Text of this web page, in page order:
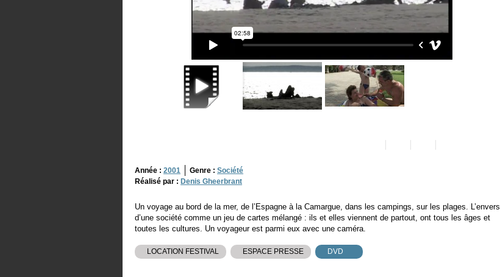
Année : 2001 Genre : Société
Réalisé par : Denis Gheerbrant
Un voyage au bord de la mer, de l’Espagne à la Camargue, dans les campings, sur les plages. L’envers
d’une société comme un jeu de cartes mélangé : ils et elles viennent de partout, ont tous les âges et
toutes les cultures. Un voyageur est parmi eux avec une caméra.
LOCATION FESTIVAL ESPACE PRESSE DVD